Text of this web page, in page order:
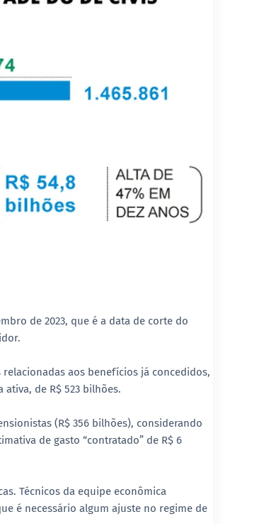
de 2023, que é a data de corte do
aos benefícios já concedidos,
de R$ 523 bilhões.
(R$ 356 bilhões), considerando
de gasto “contratado” de R$ 6
Técnicos da equipe econômica
é necessário algum ajuste no regime de